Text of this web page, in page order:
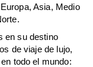
Asia, Medio
en su destino
de viaje de lujo,
todo el mundo: